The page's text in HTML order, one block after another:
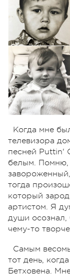
Когда мне
телевизора
песней Puttin'
белым. Помню,
тогда
который
артистом. Я
души осознал,
чему-то
Самым
тот день,
Бетховена.